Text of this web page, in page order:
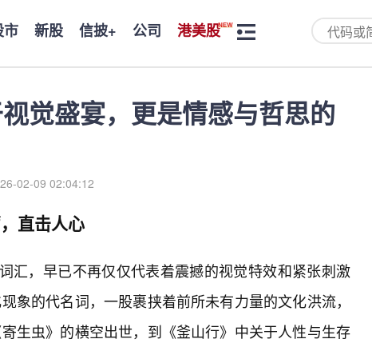
市 新股 信披+ 公司 港美股
觉盛宴，更是情感与哲思的
02-09 02:04:12
直击人心
汇，早已不再仅仅代表着震撼的视觉特效和紧张刺激
象的代名词，一股裹挟着前所未有力量的文化洪流，
生虫》的横空出世，到《釜山行》中关于人性与生存